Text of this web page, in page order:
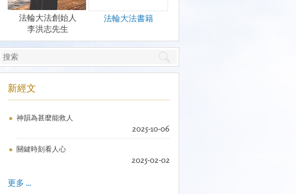
法輪大法創始人
李洪志先生
法輪大法書籍
新經文
神韻為甚麼能救人
2025-10-06
關鍵時刻看人心
2025-02-02
更多 ...